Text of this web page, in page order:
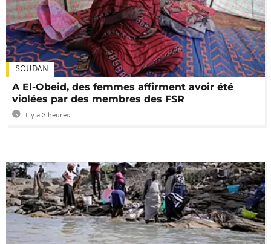
SOUDAN
A El-Obeid, des femmes affirment avoir été
violées par des membres des FSR
Il y a 3 heures